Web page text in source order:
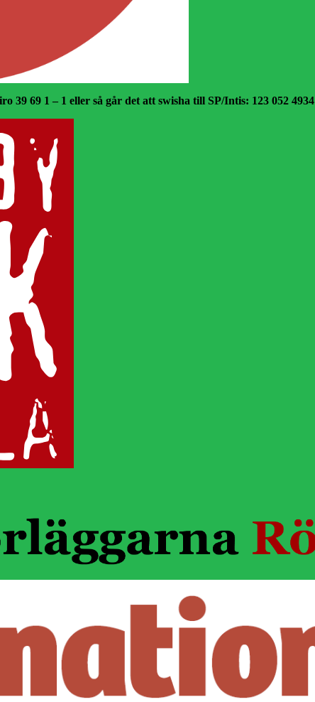
69 1 – 1 eller så går det att swisha till SP/Intis: 123 052 4934